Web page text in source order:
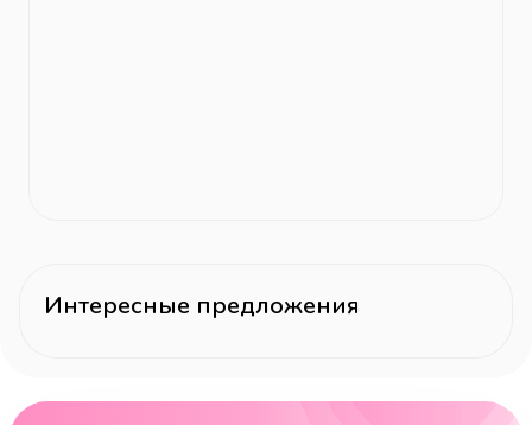
Интересные предложения